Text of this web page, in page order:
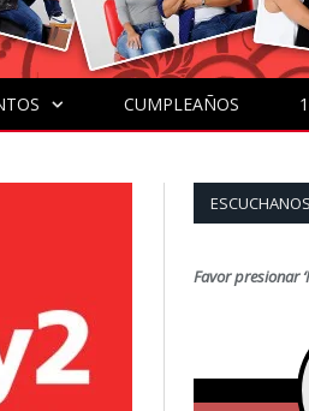
CUMPLEAÑOS
ESCUCHANOS
Favor presionar